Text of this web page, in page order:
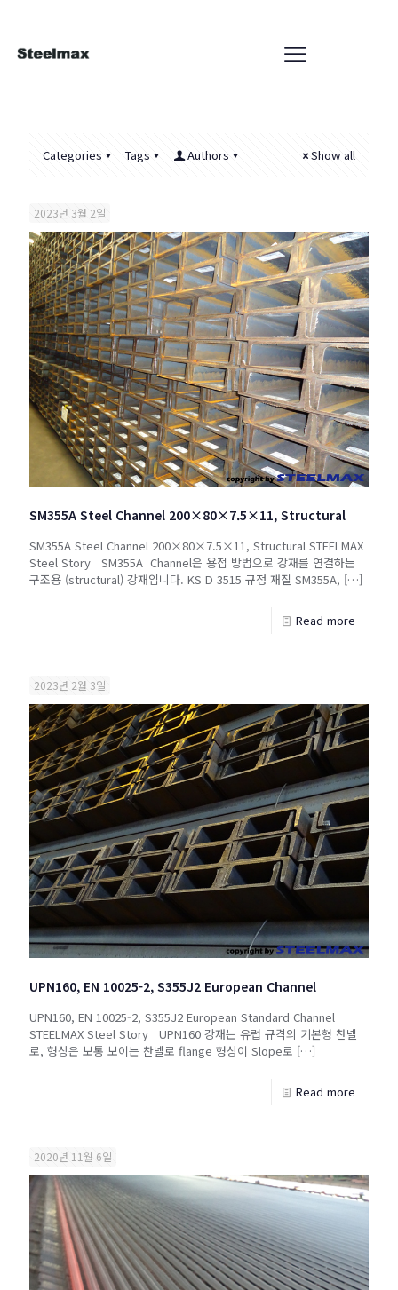
Categories Tags Authors Show all
2023년 3월 2일
SM355A Steel Channel 200×80×7.5×11, Structural
SM355A Steel Channel 200×80×7.5×11, Structural STEELMAX
Steel Story SM355A Channel은 용접 방법으로 강재를 연결하는
구조용 (structural) 강재입니다. KS D 3515 규정 재질 SM355A, […]
Read more
2023년 2월 3일
UPN160, EN 10025-2, S355J2 European Channel
UPN160, EN 10025-2, S355J2 European Standard Channel
STEELMAX Steel Story UPN160 강재는 유럽 규격의 기본형 찬넬
로, 형상은 보통 보이는 찬넬로 flange 형상이 Slope로 […]
Read more
2020년 11월 6일